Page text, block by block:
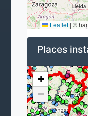
Leaflet | ©
Places
+
−